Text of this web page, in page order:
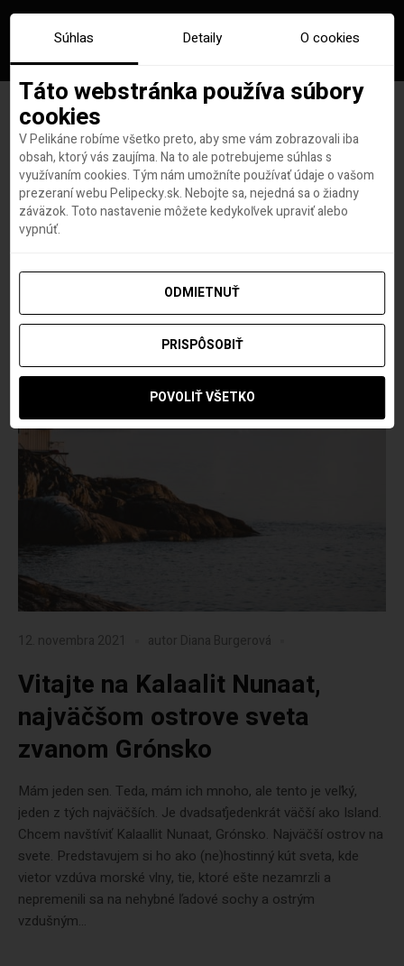
Značka:inuiti
12. novembra 2021 autor Diana Burgerová
Vitajte na Kalaalit Nunaat,
najväčšom ostrove sveta
zvanom Grónsko
Mám jeden sen. Teda, mám ich mnoho, ale tento je veľký,
jeden z tých najväčších. Je dvadsaťjedenkrát väčší ako Island.
Chcem navštíviť Kalaallit Nunaat, Grónsko. Najväčší ostrov na
svete. Predstavujem si ho ako (ne)hostinný kút sveta, kde
vietor vzdúva morské vlny, tie, ktoré ešte nezamrzli a
nepremenili sa na nehybné ľadové sochy a ostrým
vzdušným...
Súhlas Detaily O cookies
Táto webstránka používa súbory
cookies
V Pelikáne robíme všetko preto, aby sme vám zobrazovali iba
obsah, ktorý vás zaujíma. Na to ale potrebujeme súhlas s
využívaním cookies. Tým nám umožníte používať údaje o vašom
prezeraní webu Pelipecky.sk. Nebojte sa, nejedná sa o žiadny
záväzok. Toto nastavenie môžete kedykoľvek upraviť alebo
vypnúť.
ODMIETNUŤ
PRISPÔSOBIŤ
POVOLIŤ VŠETKO